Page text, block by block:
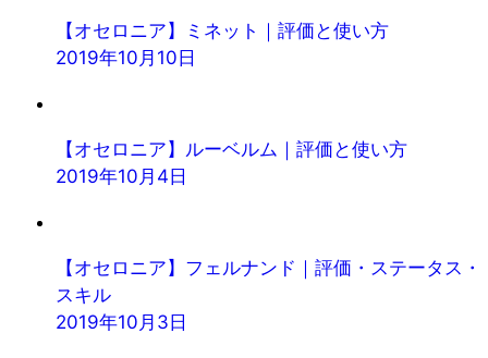
【オセロニア】ミネット｜評価と使い方
2019年10月10日
【オセロニア】ルーベルム｜評価と使い方
2019年10月4日
【オセロニア】フェルナンド｜評価・ステータス・
スキル
2019年10月3日